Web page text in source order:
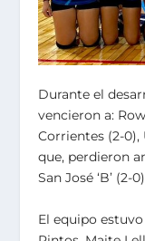
Durante el
vencieron a:
Corrientes (2-0),
que, perdieron
San José ‘B’ (2-
El equipo